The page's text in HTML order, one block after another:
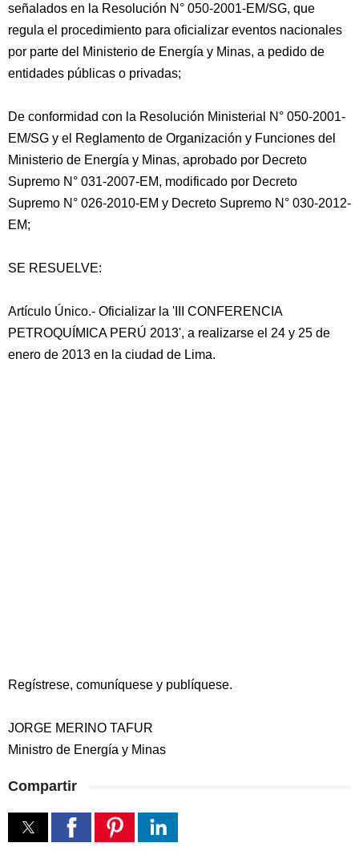
señalados en la Resolución N° 050-2001-EM/SG, que
regula el procedimiento para oficializar eventos nacionales
por parte del Ministerio de Energía y Minas, a pedido de
entidades públicas o privadas;
De conformidad con la Resolución Ministerial N° 050-2001-
EM/SG y el Reglamento de Organización y Funciones del
Ministerio de Energía y Minas, aprobado por Decreto
Supremo N° 031-2007-EM, modificado por Decreto
Supremo N° 026-2010-EM y Decreto Supremo N° 030-2012-
EM;
SE RESUELVE:
Artículo Único.- Oficializar la 'III CONFERENCIA
PETROQUÍMICA PERÚ 2013', a realizarse el 24 y 25 de
enero de 2013 en la ciudad de Lima.
Regístrese, comuníquese y publíquese.
JORGE MERINO TAFUR
Ministro de Energía y Minas
Compartir